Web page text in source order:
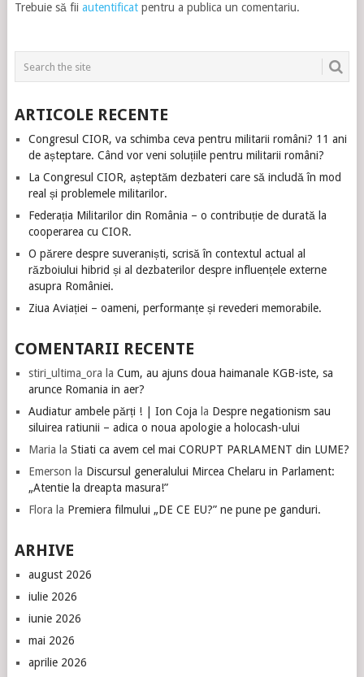
Trebuie să fii autentificatpentru a publica un comentariu.
ARTICOLE RECENTE
Congresul CIOR, va schimba ceva pentru militarii români? 11 ani
de așteptare. Când vor veni soluțiile pentru militarii români?
La Congresul CIOR, așteptăm dezbateri care să includă în mod
real și problemele militarilor.
Federația Militarilor din România – o contribuție de durată la
cooperarea cu CIOR.
O părere despre suveraniști, scrisă în contextul actual al
războiului hibrid și al dezbaterilor despre influențele externe
asupra României.
Ziua Aviației – oameni, performanțe și revederi memorabile.
COMENTARII RECENTE
stiri_ultima_ora la Cum, au ajuns doua haimanale KGB-iste, sa
arunce Romania in aer?
Audiatur ambele părți ! | Ion Coja la Despre negationism sau
siluirea ratiunii – adica o noua apologie a holocash-ului
Maria la Stiati ca avem cel mai CORUPT PARLAMENT din LUME?
Emerson la Discursul generalului Mircea Chelaru in Parlament:
„Atentie la dreapta masura!”
Flora la Premiera filmului „DE CE EU?” ne pune pe ganduri.
ARHIVE
august 2026
iulie 2026
iunie 2026
mai 2026
aprilie 2026